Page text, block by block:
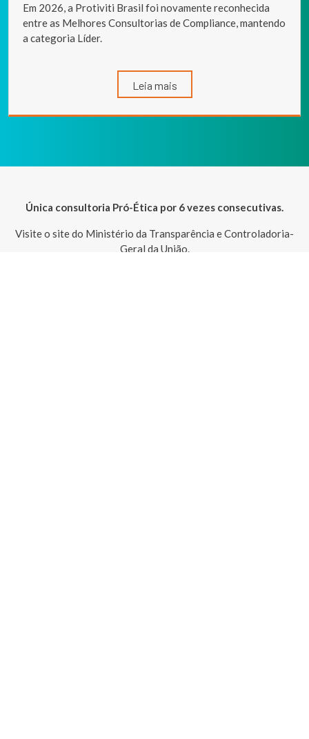
Em 2026, a Protiviti Brasil foi novamente reconhecida
entre as Melhores Consultorias de Compliance, mantendo
a categoria Líder.
Leia mais
Única consultoria Pró-Ética por 6 vezes consecutivas.
Visite o site do Ministério da Transparência e Controladoria-
Geral da União.